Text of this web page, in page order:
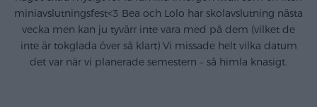
miniavslutningsfest<3 Bea och Lolo har skolavslutning nästa
vecka men kan ju tyvärr inte vara med på dem (vilket de
inte är tokglada över så klart) Vi missade helt vilka datum
det var när vi planerade semestern – så himla knasigt.